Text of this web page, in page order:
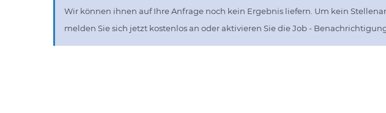
Wir können ihnen auf Ihre Anfrage noch kein Ergebnis liefern. Um kein
melden Sie sich jetzt kostenlos an oder aktivieren Sie die Job -